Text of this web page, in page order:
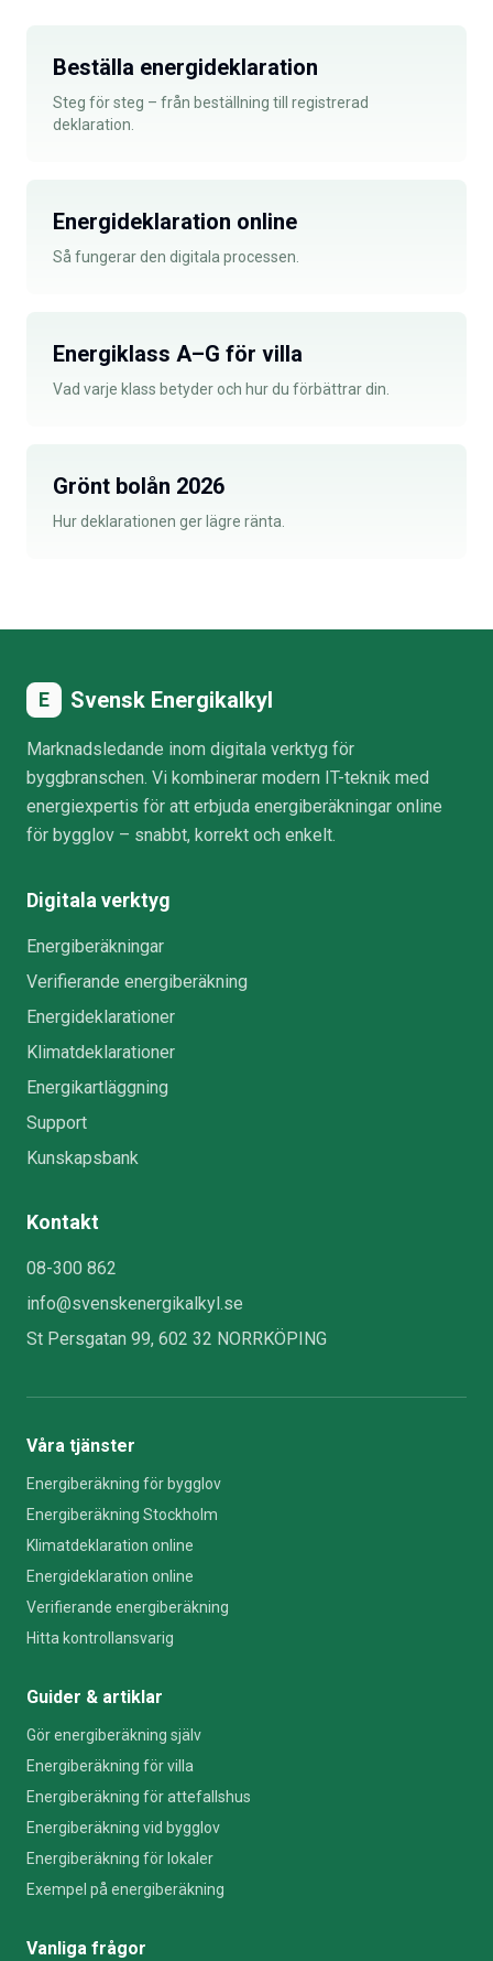
Beställa energideklaration
Steg för steg – från beställning till registrerad
deklaration.
Energideklaration online
Så fungerar den digitala processen.
Energiklass A–G för villa
Vad varje klass betyder och hur du förbättrar din.
Grönt bolån 2026
Hur deklarationen ger lägre ränta.
E Svensk Energikalkyl
Marknadsledande inom digitala verktyg för
byggbranschen. Vi kombinerar modern IT-teknik med
energiexpertis för att erbjuda energiberäkningar online
för bygglov – snabbt, korrekt och enkelt.
Digitala verktyg
Energiberäkningar
Verifierande energiberäkning
Energideklarationer
Klimatdeklarationer
Energikartläggning
Support
Kunskapsbank
Kontakt
08-300 862
info@svenskenergikalkyl.se
St Persgatan 99, 602 32 NORRKÖPING
Våra tjänster
Energiberäkning för bygglov
Energiberäkning Stockholm
Klimatdeklaration online
Energideklaration online
Verifierande energiberäkning
Hitta kontrollansvarig
Guider & artiklar
Gör energiberäkning själv
Energiberäkning för villa
Energiberäkning för attefallshus
Energiberäkning vid bygglov
Energiberäkning för lokaler
Exempel på energiberäkning
Vanliga frågor